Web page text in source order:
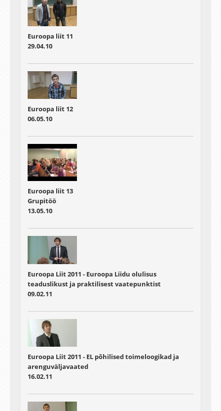
Euroopa liit 11
29.04.10
Euroopa liit 12
06.05.10
Euroopa liit 13
Grupitöö
13.05.10
Euroopa Liit 2011 - Euroopa Liidu olulisus
teaduslikust ja praktilisest vaatepunktist
09.02.11
Euroopa Liit 2011 - EL põhilised toimeloogikad ja
arenguväljavaated
16.02.11